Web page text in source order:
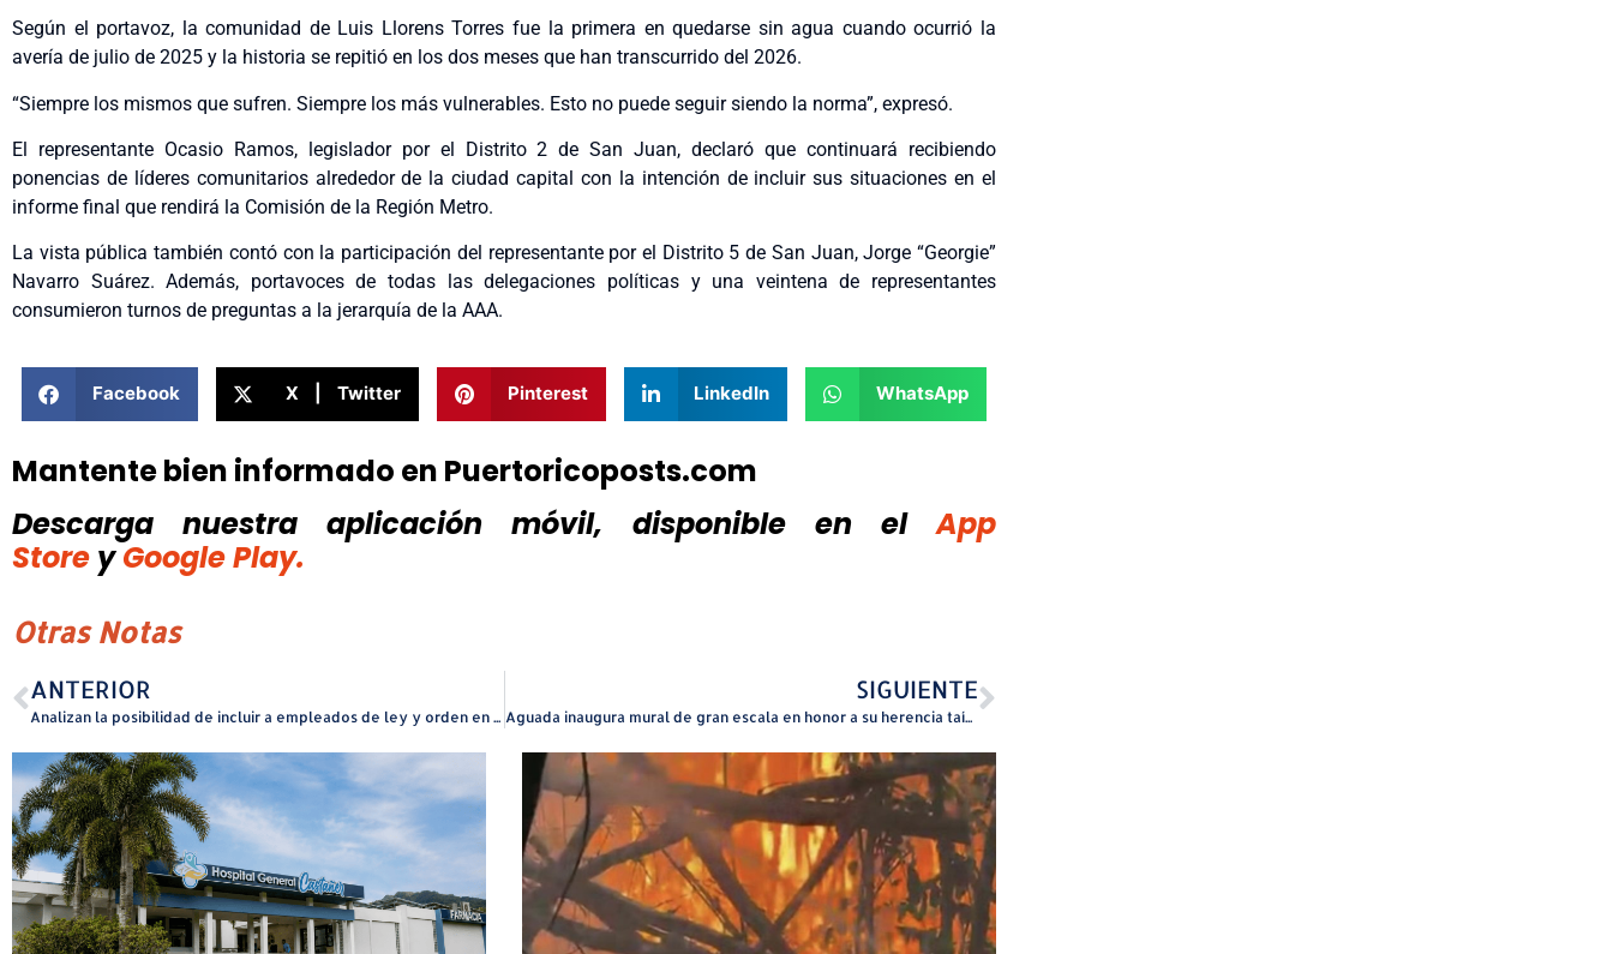
Según el portavoz, la comunidad de Luis Llorens Torres fue la primera en quedarse sin agua cuando ocurrió la
avería de julio de 2025 y la historia se repitió en los dos meses que han transcurrido del 2026.
“Siempre los mismos que sufren. Siempre los más vulnerables. Esto no puede seguir siendo la norma”, expresó.
El representante Ocasio Ramos, legislador por el Distrito 2 de San Juan, declaró que continuará recibiendo
ponencias de líderes comunitarios alrededor de la ciudad capital con la intención de incluir sus situaciones en el
informe final que rendirá la Comisión de la Región Metro.
La vista pública también contó con la participación del representante por el Distrito 5 de San Juan, Jorge “Georgie”
Navarro Suárez. Además, portavoces de todas las delegaciones políticas y una veintena de representantes
consumieron turnos de preguntas a la jerarquía de la AAA.
Facebook X | Twitter Pinterest LinkedIn WhatsApp
Mantente bien informado en Puertoricoposts.com
Descarga nuestra aplicación móvil, disponible
en el
App
Store y Google Play.
Otras Notas
ANTERIOR
Analizan la posibilidad de incluir a empleados de ley y orden en categoría de alto riesgo
SIGUIENTE
Aguada inaugura mural de gran escala en honor a su herencia taína